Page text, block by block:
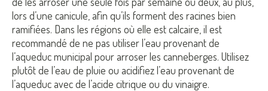
lors d’une canicule, afin qu’ils forment des racines bien
ramifiées. Dans les régions où elle est calcaire, il est
recommandé de ne pas utiliser l’eau provenant de
l’aqueduc municipal pour arroser les canneberges. Utilisez
plutôt de l’eau de pluie ou acidifiez l’eau provenant de
l’aqueduc avec de l’acide citrique ou du vinaigre.